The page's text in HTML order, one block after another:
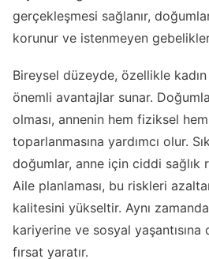
gerçekleşmesi sağlanır,
korunur ve istenmeyen
Bireysel düzeyde, özellikle kadın
önemli avantajlar sunar.
olması, annenin hem fiziksel
toparlanmasına yardımcı olur.
doğumlar, anne için ciddi sağlık
Aile planlaması, bu riskleri
kalitesini yükseltir. Aynı
kariyerine ve sosyal
fırsat yaratır.